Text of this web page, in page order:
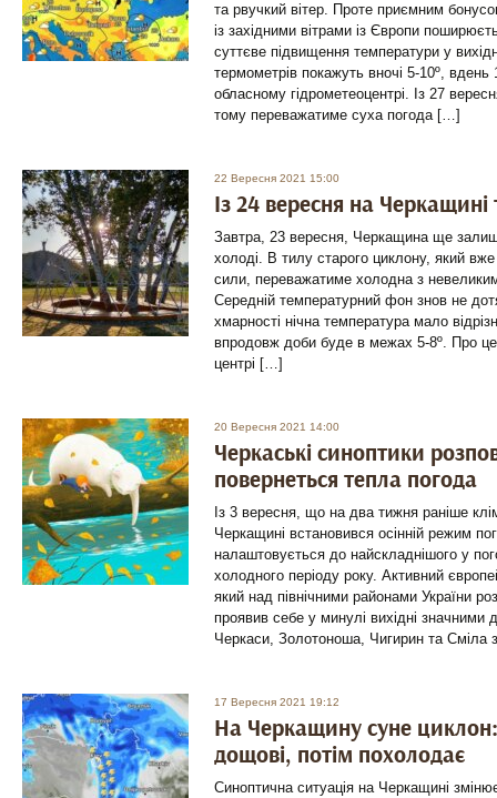
та рвучкий вітер. Проте приємним
із західними вітрами із Європи
суттєве підвищення температури у
термометрів покажуть вночі 5-10º,
обласному гідрометеоцентрі. Із 27
тому переважатиме суха погода […]
22 Вересня 2021 15:00
Із 24 вересня на
Завтра, 23 вересня, Черкащина ще
холоді. В тилу старого циклону, який
сили, переважатиме холодна з
Середній температурний фон знов не
хмарності нічна температура мало
впродовж доби буде в межах 5-8º. Про
центрі […]
20 Вересня 2021 14:00
Черкаські синоптики
повернеться тепла погода
Із 3 вересня, що на два тижня раніше
Черкащині встановився осінній режим
налаштовується до найскладнішого у
холодного періоду року. Активний
який над північними районами України
проявив себе у минулі вихідні значними
Черкаси, Золотоноша, Чигирин та Сміла
17 Вересня 2021 19:12
На Черкащину суне циклон:
дощові, потім похолодає
Синоптична ситуація на Черкащині